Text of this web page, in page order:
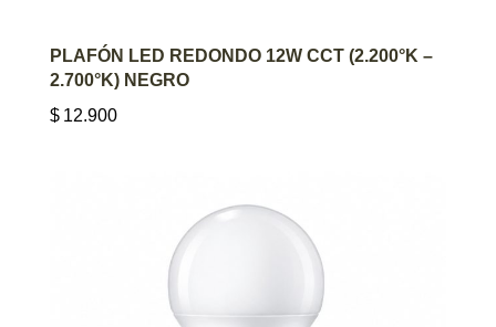
AGREGAR AL CARRITO
PLAFÓN LED REDONDO 12W CCT (2.200°K –
2.700°K) NEGRO
$ 12.900